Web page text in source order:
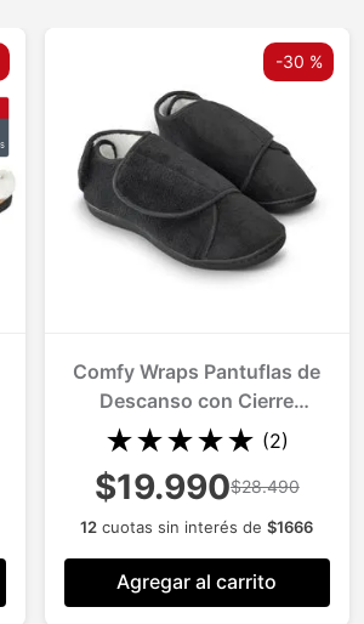
-30 %
Comfy Wraps Pantuflas de
Descanso con Cierre
Ajustable
★★★★★ (2)
$19.990$28.490
12 cuotas sin interés de$1666
Agregar al carrito